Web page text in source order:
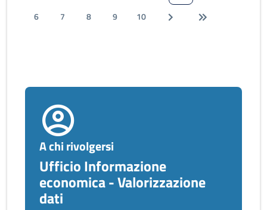
6
7 8 9 10
A chi rivolgersi
Ufficio Informazione
economica - Valorizzazione
dati